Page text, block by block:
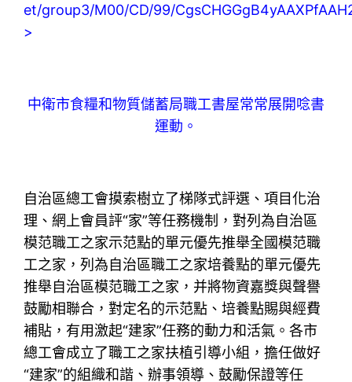
et/group3/M00/CD/99/
>
中衛市食糧和物質儲蓄局職工書屋常常展開唸書
運動。
自治區總工會摸索樹立了梯隊式評選、項目化治
理、網上會員評“家”等任務機制，對列為自治區
模范職工之家示范點的單元優先推舉全國模范職
工之家，列為自治區職工之家培養點的單元優先
推舉自治區模范職工之家，并將物資嘉獎與聲譽
鼓勵相聯合，對定名的示范點、培養點賜與經費
補貼，有用激起“建家”任務的動力和活氣。各市
總工會成立了職工之家扶植引導小組，擔任做好
“建家”的組織和諧、辦事領導、鼓勵保證等任